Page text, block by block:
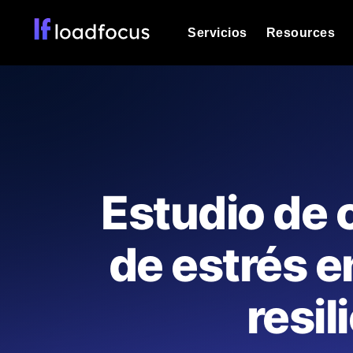
Servicios
ubicaciones cloud con análisis de IA.
Load testing liderado por
los ejecutamos a escala y
Resources
Glosario
Explorar categorías de
glosario
Explorar categorías de
alternativas
Estudio de
de estrés